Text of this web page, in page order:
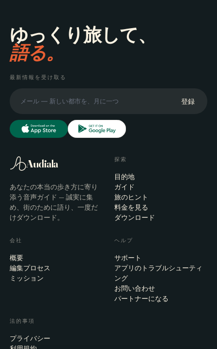
ゆっくり旅して、
語る。
最新情報を受け取る
登録
Audiala
あなたの本当の歩き方に寄り
添う音声ガイド — 誠実に集
め、街のために語り、一度だ
けダウンロード。
探索
目的地
ガイド
旅のヒント
料金を見る
ダウンロード
会社
概要
編集プロセス
ミッション
ヘルプ
サポート
アプリのトラブルシューティ
ング
お問い合わせ
パートナーになる
法的事項
プライバシー